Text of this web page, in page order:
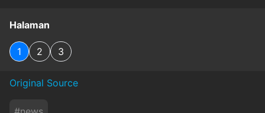
Halaman
1 2 3
Original Source